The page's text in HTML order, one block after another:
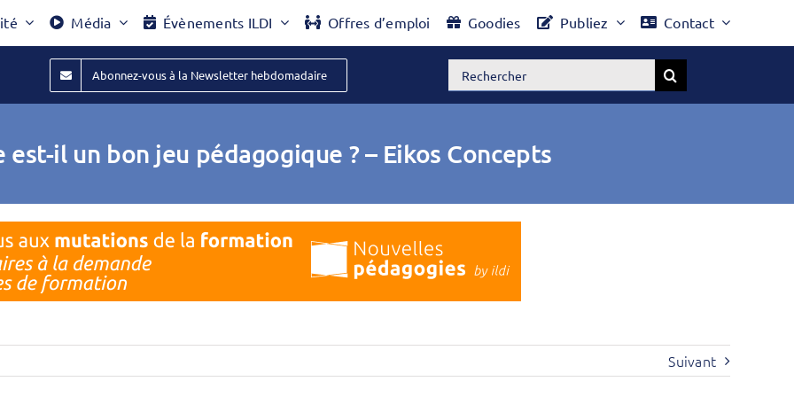
Média Évènements ILDI Offres d’emploi Goodies Publiez Contact
Abonnez-vous à la Newsletter hebdomadaire Rechercher:
est-il un bon jeu pédagogique ? – Eikos Concepts
Suivant